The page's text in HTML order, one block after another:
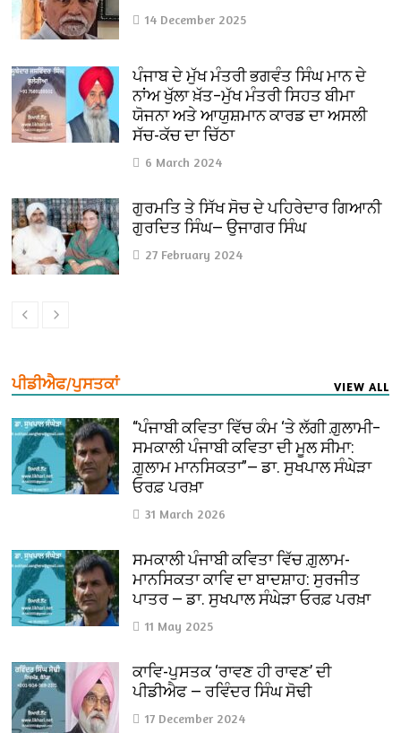
14 December 2025
ਪੰਜਾਬ ਦੇ ਮੁੱਖ ਮੰਤਰੀ ਭਗਵੰਤ ਸਿੰਘ ਮਾਨ ਦੇ
ਨਾਂਅ ਖੁੱਲਾ ਖ਼ੱਤ–ਮੁੱਖ ਮੰਤਰੀ ਸਿਹਤ ਬੀਮਾ
ਯੋਜਨਾ ਅਤੇ ਆਯੁਸ਼ਮਾਨ ਕਾਰਡ ਦਾ ਅਸਲੀ
ਸੱਚ-ਕੱਚ ਦਾ ਚਿੱਠਾ
6 March 2024
ਗੁਰਮਤਿ ਤੇ ਸਿੱਖ ਸੋਚ ਦੇ ਪਹਿਰੇਦਾਰ ਗਿਆਨੀ
ਗੁਰਦਿਤ ਸਿੰਘ— ਉਜਾਗਰ ਸਿੰਘ
27 February 2024
ਪੀਡੀਐਫ/ਪੁਸਤਕਾਂ VIEW ALL
“ਪੰਜਾਬੀ ਕਵਿਤਾ ਵਿੱਚ ਕੰਮ ‘ਤੇ ਲੱਗੀ ਗ਼ੁਲਾਮੀ–
ਸਮਕਾਲੀ ਪੰਜਾਬੀ ਕਵਿਤਾ ਦੀ ਮੂਲ ਸੀਮਾ:
ਗ਼ੁਲਾਮ ਮਾਨਸਿਕਤਾ”— ਡਾ. ਸੁਖਪਾਲ ਸੰਘੇੜਾ
ਓਰਫ਼ ਪਰਖ਼ਾ
31 March 2026
ਸਮਕਾਲੀ ਪੰਜਾਬੀ ਕਵਿਤਾ ਵਿੱਚ ਗ਼ੁਲਾਮ-
ਮਾਨਸਿਕਤਾ ਕਾਵਿ ਦਾ ਬਾਦਸ਼ਾਹ: ਸੁਰਜੀਤ
ਪਾਤਰ — ਡਾ. ਸੁਖਪਾਲ ਸੰਘੇੜਾ ਓਰਫ਼ ਪਰਖ਼ਾ
11 May 2025
ਕਾਵਿ-ਪੁਸਤਕ ‘ਰਾਵਣ ਹੀ ਰਾਵਣ’ ਦੀ
ਪੀਡੀਐਫ — ਰਵਿੰਦਰ ਸਿੰਘ ਸੋਢੀ
17 December 2024